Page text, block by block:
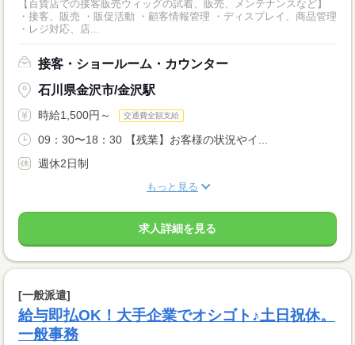
【百貨店での接客販売ウィッグの試着、販売、メンテナンスなど】
・接客、販売 ・販促活動 ・顧客情報管理 ・ディスプレイ、商品管理
・レジ対応、店...
接客・ショールーム・カウンター
石川県金沢市/金沢駅
時給1,500円～ 交通費全額支給
09：30〜18：30 【残業】お客様の状況やイ...
週休2日制
もっと見る
求人詳細を見る
[一般派遣]
給与即払OK！大手企業でオシゴト♪土日祝休。
一般事務